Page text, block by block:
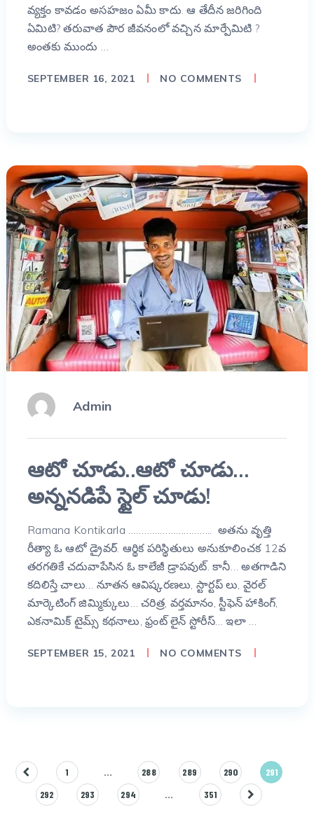
వ్యక్తం కావడం అసహజం ఏమీ కాదు. ఆ తేదీన జరిగింది
ఏమిటి? తరువాత పౌర జీవనంలో వచ్చిన మార్పేమిటి ?
అంతకు ముందు …
SEPTEMBER 16, 2021 NO COMMENTS
Admin
ఆటో చూడు..ఆటో చూడు…
అన్ననడిపే స్టైల్ చూడు!
Ramana Kontikarla ………………………….. అతను వృత్తి
రీత్యా ఓ ఆటో డ్రైవర్. ఆర్థిక పరిస్థితులు అనుకూలించక 12వ
తరగతికే చదువాపేసిన ఓ కాలేజీ డ్రాపవుట్. కానీ… అతగాడిని
కదిలిస్తే చాలు… నూతన ఆవిష్కరణలు, స్టార్టప్ లు, వైరల్
మార్కెటింగ్ జిమ్మిక్కులు… చరిత్ర, వర్తమానం, స్టీఫెన్ హాకింగ్,
ఎకనామిక్ టైమ్స్ కథనాలు, ఫ్రంట్ లైన్ స్టోరీస్… ఇలా …
SEPTEMBER 15, 2021 NO COMMENTS
Posts
pagination
1 … 288 289 290
291
292
293 294 … 351